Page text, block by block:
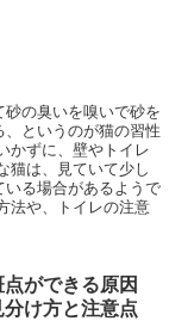
の臭いを嗅いで砂を
というのが猫の習性
かずに、壁やトイレ
猫は、見ていて少し
る場合があるようで
法や、トイレの注意
ができる原因
け方と注意点